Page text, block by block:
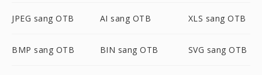
JPEG sang OTB AI sang OTB XLS sang OTB
BMP sang OTB BIN sang OTB SVG sang OTB